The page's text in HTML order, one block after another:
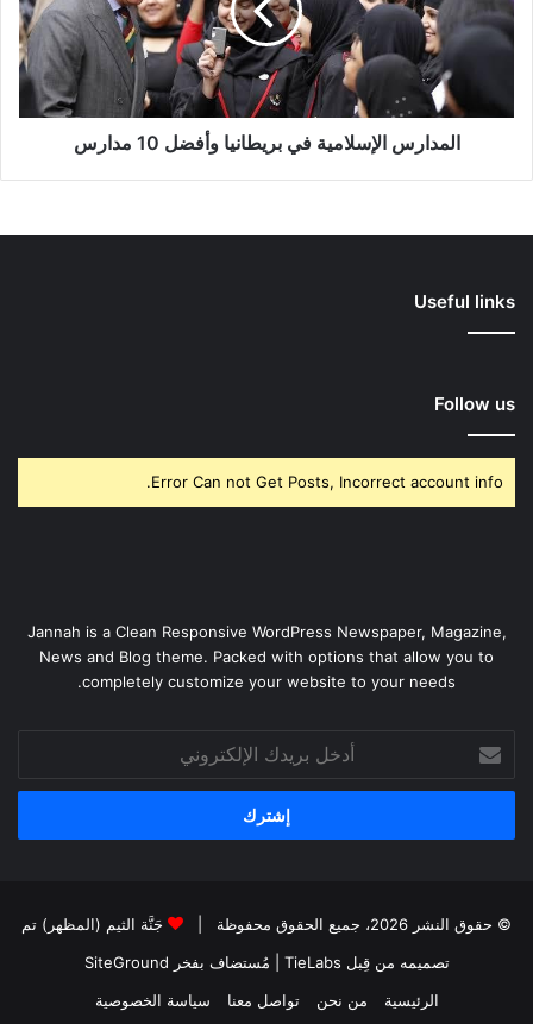
وأفضل
10
المدارس الإسلامية في بريطانيا وأفضل 10 مدارس
Useful links
Follow us
Error Can not Get Posts, Incorrect account info.
Jannah is a Clean Responsive WordPress Newspaper, Magazine,
News and Blog theme. Packed with options that allow you to
completely customize your website to your needs.
بريدك
الإلكتروني
© حقوق النشر 2026، جميع الحقوق محفوظة |
جَنَّة الثيم (المظهر) تم
تصميمه من قِبل TieLabs
| مُستضاف بفخر SiteGround
الرئيسية
من نحن تواصل معنا سياسة الخصوصية